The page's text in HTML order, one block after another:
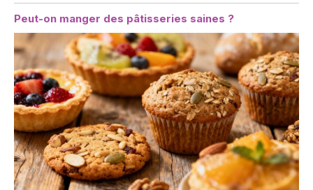
Peut-on manger des pâtisseries saines ?